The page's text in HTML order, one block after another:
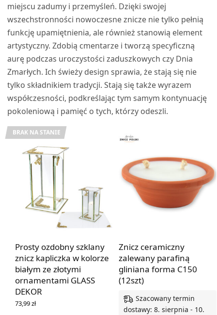
miejscu zadumy i przemyśleń. Dzięki swojej
wszechstronności nowoczesne znicze nie tylko pełnią
funkcję upamiętnienia, ale również stanowią element
artystyczny. Zdobią cmentarze i tworzą specyficzną
aurę podczas uroczystości zaduszkowych czy Dnia
Zmarłych. Ich świeży design sprawia, że stają się nie
tylko składnikiem tradycji. Stają się także wyrazem
współczesności, podkreślając tym samym kontynuację
pokoleniową i pamięć o tych, którzy odeszli.
BRAK NA STANIE
Prosty ozdobny szklany
znicz kapliczka w kolorze
białym ze złotymi
ornamentami GLASS
DEKOR
73,99zł
Znicz ceramiczny
zalewany parafiną
gliniana forma C150
(12szt)
Szacowany termin
dostawy: 8. sierpnia - 10.